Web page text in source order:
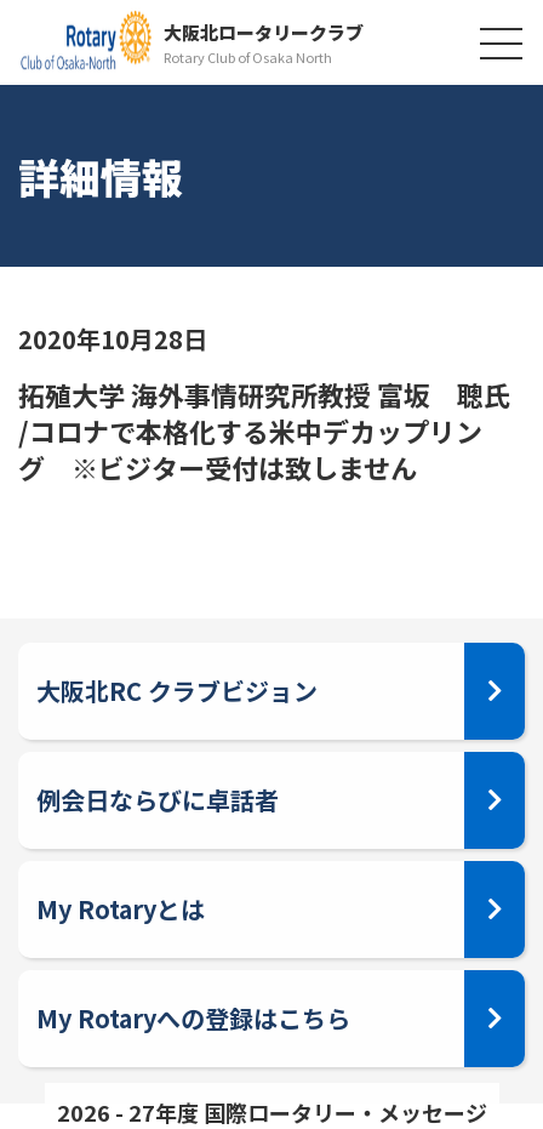
大阪北ロータリークラブ
Rotary Club of Osaka North
詳細情報
2020年10月28日
拓殖大学 海外事情研究所教授 富坂 聰氏
/コロナで本格化する米中デカップリン
グ ※ビジター受付は致しません
大阪北RC クラブビジョン
例会日ならびに卓話者
My Rotaryとは
My Rotaryへの登録はこちら
2026 - 27年度 国際ロータリー・メッセージ